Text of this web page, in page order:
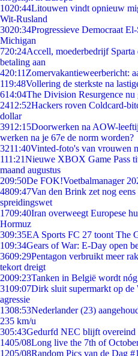
1020:44Litouwen vindt opnieuw
Wit-Rusland
3020:34Progressieve Democraat
Michigan
720:24Accell, moederbedrijf Sparta
betaling aan
420:11 Zomervakantieweerbericht:
119:48Vollering de sterkste na
614:04The Division Resurgence nu
2412:52Hackers roven Coldcard-
dollar
3912:15Doorwerken na AOW-
werken na je 67e de norm worden?
3211:40Vinted-foto's van vrouwen
111:21Nieuwe XBOX Game Pass
maand augustus
209:50De FOK!Voetbalmanager
4809:47Van den Brink zet nog
spreidingswet
1709:40Iran overweegt Europese
Hormuz
309:35EA Sports FC 27 toont The
109:34Gears of War: E-Day open
3609:29Pentagon verbruikt meer
tekort dreigt
2009:23Tanken in België wordt
3109:07Dirk sluit supermarkt op de
agressie
1308:53Nederlander (23)
235 km/u
305:43Gedurfd NEC blijft
1405/08Long live the 7th of
1205/08Random Pics van de Dag